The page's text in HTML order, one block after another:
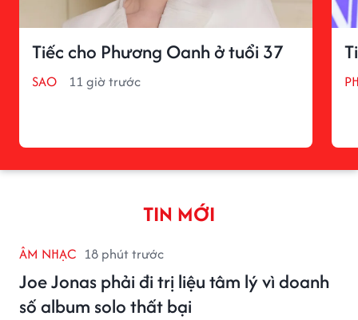
Tiếc cho Phương Oanh ở tuổi 37
SAO 11 giờ trước
TIN MỚI
ÂM NHẠC 18 phút trước
Joe Jonas phải đi trị liệu tâm lý vì doanh
số album solo thất bại